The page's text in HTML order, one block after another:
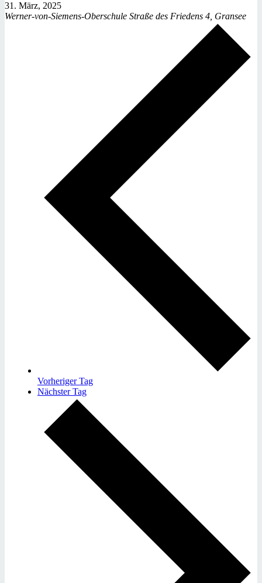
31. März, 2025
Werner-von-Siemens-Oberschule Straße des Friedens 4, Gransee
Vorheriger Tag
Nächster Tag